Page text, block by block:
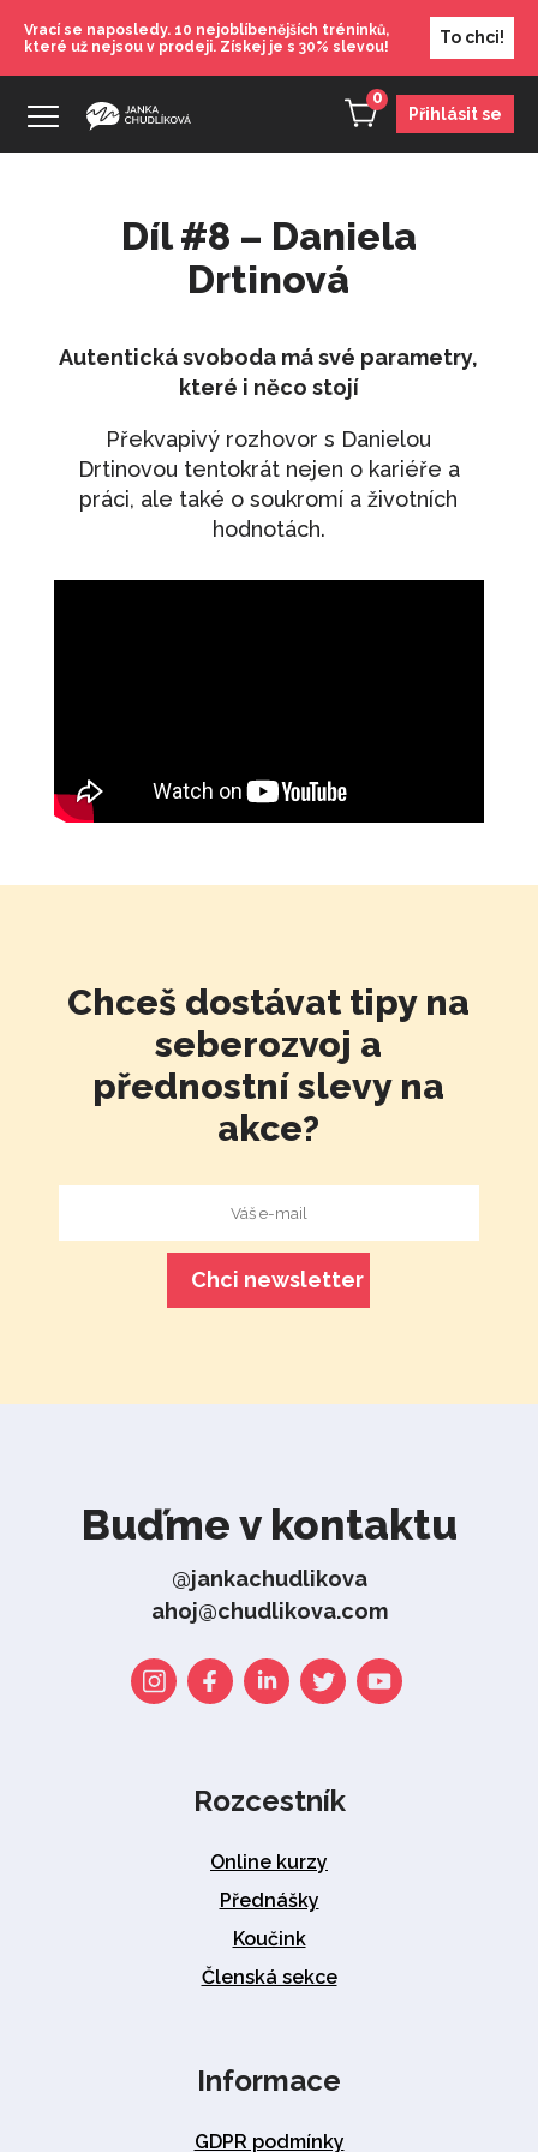
Vrací se naposledy. 10 nejoblíbenějších tréninků,
které už nejsou v prodeji. Získej je s 30% slevou!
To chci!
0
Přihlásit se
Díl #8 – Daniela
Drtinová
Autentická svoboda má své parametry,
které i něco stojí
Překvapivý rozhovor s Danielou
Drtinovou tentokrát nejen o kariéře a
práci, ale také o soukromí a životních
hodnotách.
Chceš dostávat tipy na
seberozvoj a
přednostní slevy na
akce?
Buďme v kontaktu
@jankachudlikova
ahoj@chudlikova.com
Rozcestník
Online kurzy
Přednášky
Koučink
Členská sekce
Informace
GDPR podmínky